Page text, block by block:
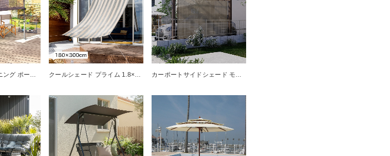
クールサマーオーニング ポーチ ブラッシュウッド 2000 クールシェード プライム 1.8×3m グレーストライプ カーポートサイドシェード モカ 2.6×1.8m